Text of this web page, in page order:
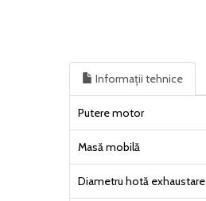
Informații tehnice
Putere motor
Masă mobilă
Diametru hotă exhaustare